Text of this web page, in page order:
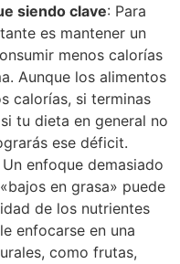
siendo clave: Para
es mantener un
menos calorías
Aunque los alimentos
calorías, si terminas
tu dieta en general no
ese déficit.
Un enfoque demasiado
en grasa» puede
de los nutrientes
enfocarse en una
como frutas,